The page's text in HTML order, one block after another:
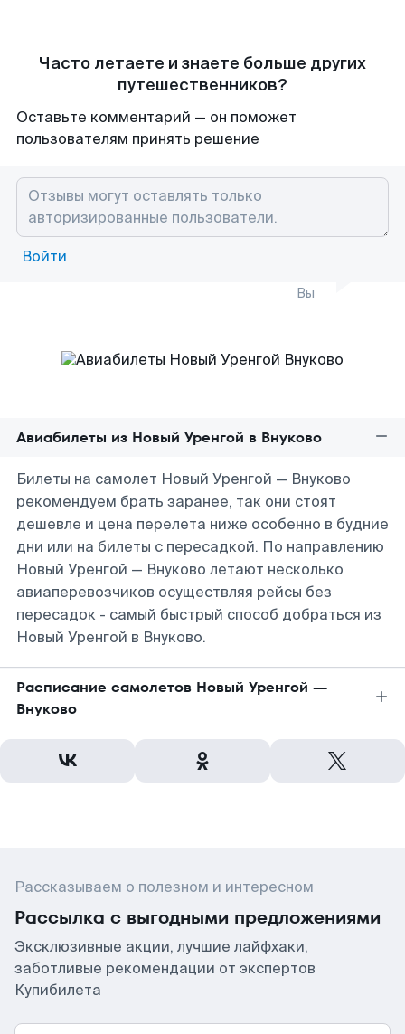
Часто летаете и знаете больше других
путешественников?
Оставьте комментарий — он поможет
пользователям принять решение
Войти
Вы
Авиабилеты из Новый Уренгой в Внуково
Билеты на самолет Новый Уренгой — Внуково
рекомендуем брать заранее, так они стоят
дешевле и цена перелета ниже особенно в будние
дни или на билеты с пересадкой. По направлению
Новый Уренгой — Внуково летают несколько
авиаперевозчиков осуществляя рейсы без
пересадок - самый быстрый способ добраться из
Новый Уренгой в Внуково.
Расписание самолетов Новый Уренгой —
Внуково
Рассказываем о полезном и интересном
Рассылка с выгодными предложениями
Эксклюзивные акции, лучшие лайфхаки,
заботливые рекомендации от экспертов
Купибилета